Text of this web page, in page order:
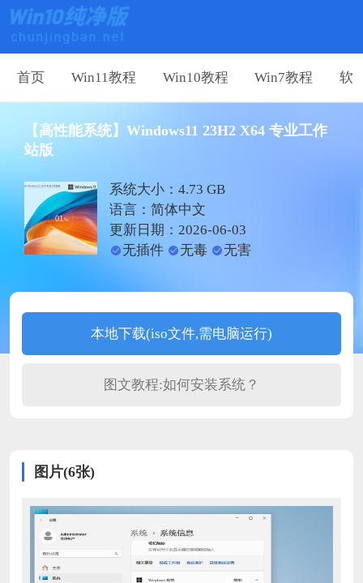
首页 Win11教程 Win10教程 Win7教程 软
【高性能系统】Windows11 23H2 X64 专业工作
站版
系统大小：4.73 GB
语言：简体中文
更新日期：2026-06-03
无插件
无毒 无害
本地下载(iso文件,需电脑运行)
图文教程:如何安装系统？
图片(6张)